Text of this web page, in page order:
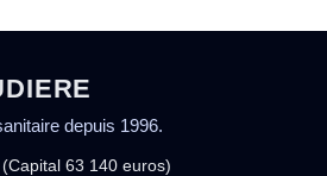
depuis 1996.
63 140 euros)